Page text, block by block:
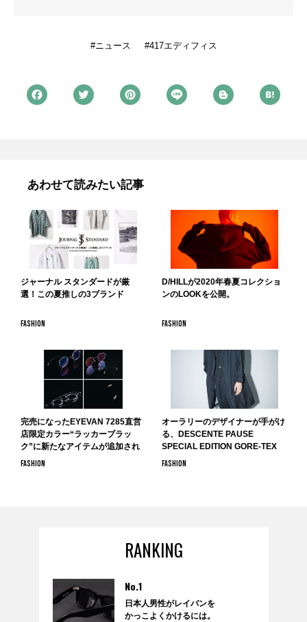
ニュース 417エディフィス
あわせて読みたい記事
ジャーナル スタンダードが厳
選！この夏推しの3ブランド
FASHION
D/HILLが2020年春夏コレクショ
ンのLOOKを公開。
FASHION
完売になったEYEVAN 7285直営
店限定カラー“ラッカーブラッ
ク”に新たなアイテムが追加され
再販。
FASHION
オーラリーのデザイナーが手がけ
る、DESCENTE PAUSE
SPECIAL EDITION GORE-TEX
SERIESがDESCENTE BLANCで
FASHION
RANKING
No.1
日本人男性がレイバンを
かっこよくかけるには。